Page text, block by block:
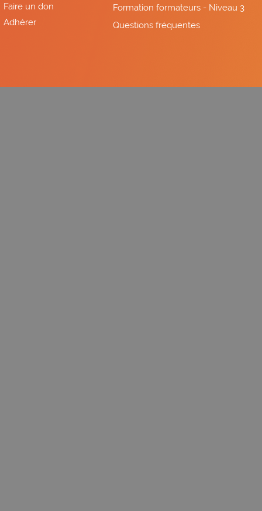
Formation formateurs - Niveau 3
Questions fréquentes
Adhérer
Faire un don